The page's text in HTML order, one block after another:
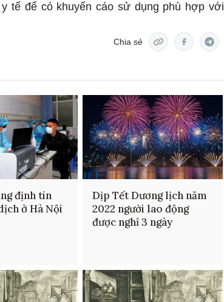
tế để có khuyến cáo sử dụng phù hợp với
Chia sẻ
định tin
ở Hà Nội
Dịp Tết Dương lịch năm
2022 người lao động
được nghỉ 3 ngày